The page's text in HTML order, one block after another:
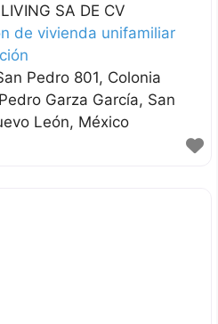
SA DE CV
de vivienda unifamiliar
Pedro 801, Colonia
Garza García San
León México